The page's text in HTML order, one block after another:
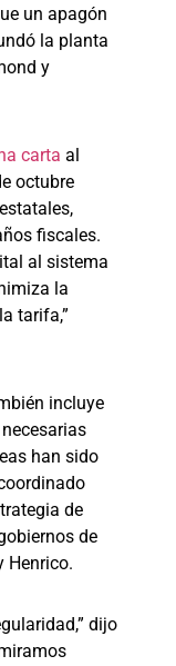
un apagón
la planta
y
carta al
octubre
fiscales.
al sistema
la
tarifa,”
incluye
han sido
de
de
Henrico.
dijo